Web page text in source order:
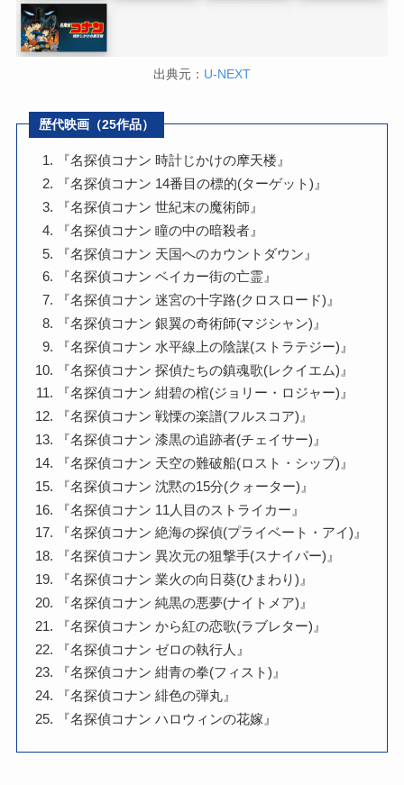
出典元： U-NEXT
歴代映画（25作品）
『名探偵コナン 時計じかけの摩天楼』
『名探偵コナン 14番目の標的(ターゲット)』
『名探偵コナン 世紀末の魔術師』
『名探偵コナン 瞳の中の暗殺者』
『名探偵コナン 天国へのカウントダウン』
『名探偵コナン ベイカー街の亡霊』
『名探偵コナン 迷宮の十字路(クロスロード)』
『名探偵コナン 銀翼の奇術師(マジシャン)』
『名探偵コナン 水平線上の陰謀(ストラテジー)』
『名探偵コナン 探偵たちの鎮魂歌(レクイエム)』
『名探偵コナン 紺碧の棺(ジョリー・ロジャー)』
『名探偵コナン 戦慄の楽譜(フルスコア)』
『名探偵コナン 漆黒の追跡者(チェイサー)』
『名探偵コナン 天空の難破船(ロスト・シップ)』
『名探偵コナン 沈黙の15分(クォーター)』
『名探偵コナン 11人目のストライカー』
『名探偵コナン 絶海の探偵(プライベート・アイ)』
『名探偵コナン 異次元の狙撃手(スナイパー)』
『名探偵コナン 業火の向日葵(ひまわり)』
『名探偵コナン 純黒の悪夢(ナイトメア)』
『名探偵コナン から紅の恋歌(ラブレター)』
『名探偵コナン ゼロの執行人』
『名探偵コナン 紺青の拳(フィスト)』
『名探偵コナン 緋色の弾丸』
『名探偵コナン ハロウィンの花嫁』